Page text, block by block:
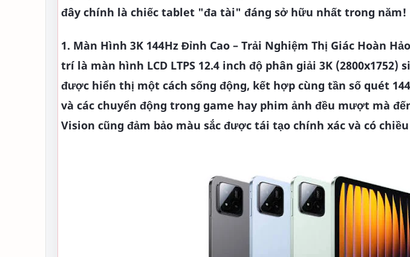
đây chính là chiếc tablet "đa tài" đáng sở hữu nhất trong năm!
1. Màn Hình 3K 144Hz Đỉnh Cao – Trải Nghiệm Thị Giác Hoàn Hảo
trí là màn hình LCD LTPS 12.4 inch độ phân giải 3K (2800x1752)
được hiển thị một cách sống động, kết hợp cùng tần số quét
và các chuyển động trong game hay phim ảnh đều mượt mà
Vision cũng đảm bảo màu sắc được tái tạo chính xác và có